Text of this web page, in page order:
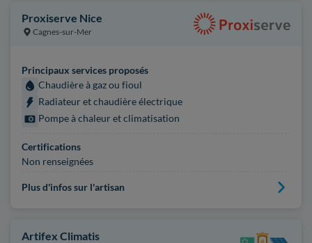
Proxiserve Nice
Cagnes-sur-Mer
Principaux services proposés
Chaudière à gaz ou fioul
Radiateur et chaudière électrique
Pompe à chaleur et climatisation
Certifications
Non renseignées
Plus d'infos sur l'artisan
Artifex Climatis